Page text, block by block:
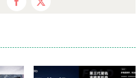
Facebook
X